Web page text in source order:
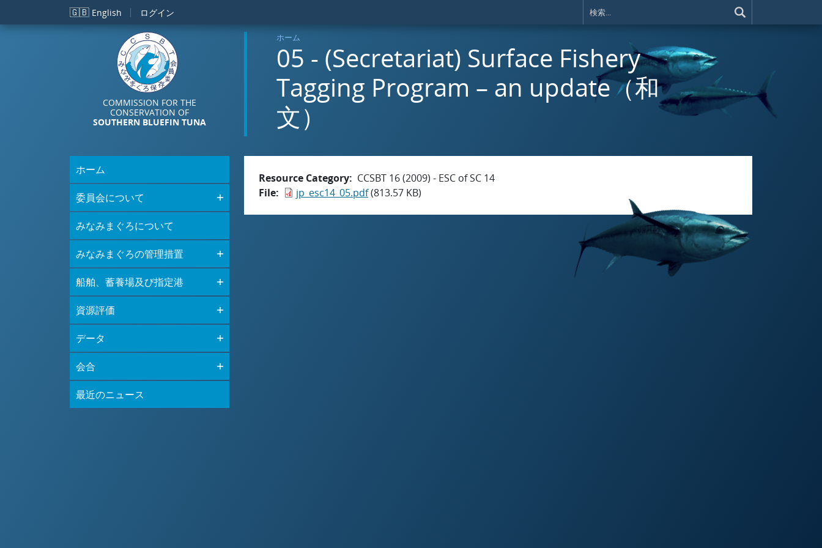
メインコンテンツに移動
🇬🇧 English ログイン
COMMISSION FOR THE
CONSERVATION OF
SOUTHERN BLUEFIN TUNA
ホーム
05 - (Secretariat) Surface Fishery
Tagging Program – an update（和
文）
ホーム
委員会について
みなみまぐろについて
みなみまぐろの管理措置
船舶、蓄養場及び指定港
資源評価
データ
会合
最近のニュース
Resource Category
CCSBT 16 (2009) - ESC of SC 14
File
jp_esc14_05.pdf(813.57 KB)